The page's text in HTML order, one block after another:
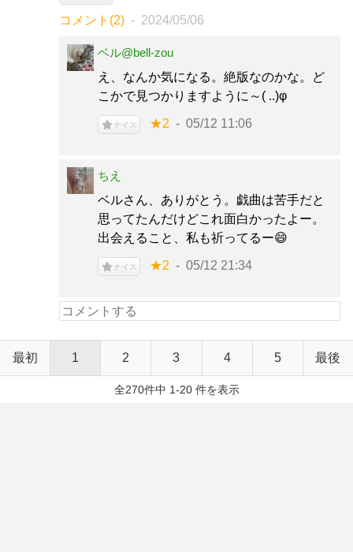
コメント(2) 2024/05/06
ベル@bell-zou
え、なんか気になる。絶版なのかな。ど
こかで見つかりますように～( ..)φ
ナイス ★2 05/12 11:06
ちえ
ベルさん、ありがとう。戯曲は苦手だと
思ってたんだけどこれ面白かったよー。
出会えること、私も祈ってるー😄
ナイス ★2 05/12 21:34
最初 1 2 3 4 5 最後
全270件中 1-20 件を表示